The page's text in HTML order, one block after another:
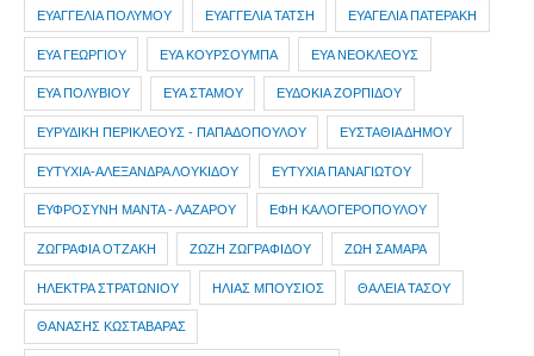
ΕΥΑΓΓΕΛΙΑ ΠΟΛΥΜΟΥ ΕΥΑΓΓΕΛΙΑ ΤΑΤΣΗ ΕΥΑΓΕΛΙΑ ΠΑΤΕΡΑΚΗ
ΕΥΑ ΓΕΩΡΓΙΟΥ ΕΥΑ ΚΟΥΡΣΟΥΜΠΑ ΕΥΑ ΝΕΟΚΛΕΟΥΣ
ΕΥΑ ΠΟΛΥΒΙΟΥ ΕΥΑ ΣΤΑΜΟΥ ΕΥΔΟΚΙΑ ΖΟΡΠΙΔΟΥ
ΕΥΡΥΔΙΚΗ ΠΕΡΙΚΛΕΟΥΣ - ΠΑΠΑΔΟΠΟΥΛΟΥ ΕΥΣΤΑΘΙΑ ΔΗΜΟΥ
ΕΥΤΥΧΙΑ-ΑΛΕΞΑΝΔΡΑ ΛΟΥΚΙΔΟΥ ΕΥΤΥΧΙΑ ΠΑΝΑΓΙΩΤΟΥ
ΕΥΦΡΟΣΥΝΗ ΜΑΝΤΑ - ΛΑΖΑΡΟΥ ΕΦΗ ΚΑΛΟΓΕΡΟΠΟΥΛΟΥ
ΖΩΓΡΑΦΙΑ ΟΤΖΑΚΗ ΖΩΖΗ ΖΩΓΡΑΦΙΔΟΥ ΖΩΗ ΣΑΜΑΡΑ
ΗΛΕΚΤΡΑ ΣΤΡΑΤΩΝΙΟΥ ΗΛΙΑΣ ΜΠΟΥΣΙΟΣ ΘΑΛΕΙΑ ΤΑΣΟΥ
ΘΑΝΑΣΗΣ ΚΩΣΤΑΒΑΡΑΣ